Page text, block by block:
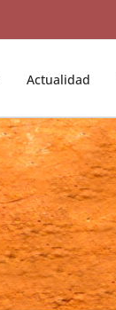
Actualidad